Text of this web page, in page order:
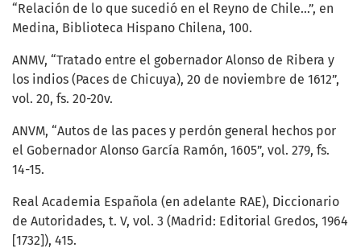
“Relación de lo que sucedió en el Reyno de Chile...”, en
Medina, Biblioteca Hispano Chilena, 100.
ANMV, “Tratado entre el gobernador Alonso de Ribera y
los indios (Paces de Chicuya), 20 de noviembre de 1612”,
vol. 20, fs. 20-20v.
ANVM, “Autos de las paces y perdón general hechos por
el Gobernador Alonso García Ramón, 1605”, vol. 279, fs.
14-15.
Real Academia Española (en adelante RAE), Diccionario
de Autoridades, t. V, vol. 3 (Madrid: Editorial Gredos, 1964
[1732]), 415.